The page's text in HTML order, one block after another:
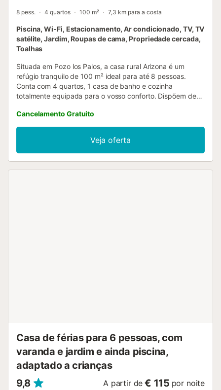
8 pess. 4 quartos 100 m² 7,3 km para a costa
Piscina, Wi-Fi, Estacionamento, Ar condicionado, TV, TV
satélite, Jardim, Roupas de cama, Propriedade cercada,
Toalhas
Situada em Pozo los Palos, a casa rural Arizona é um
refúgio tranquilo de 100 m² ideal para até 8 pessoas.
Conta com 4 quartos, 1 casa de banho e cozinha
totalmente equipada para o vosso conforto. Dispõem de
ar condicionado, ventoinha, televisão, máquina de lavar
roupa, acesso sem escadas e self check-in para uma
chegada fácil. Aproveitem o jardim privado, terraço
coberto e varanda com belas vistas para a montanha. A
piscina privada exterior e o duche ao ar livre são perfeitos
Cancelamento Gratuito
Veja oferta
Casa de férias para 6 pessoas, com
varanda e jardim e ainda piscina,
adaptado a crianças
9,8
A partir de € 115 por noite